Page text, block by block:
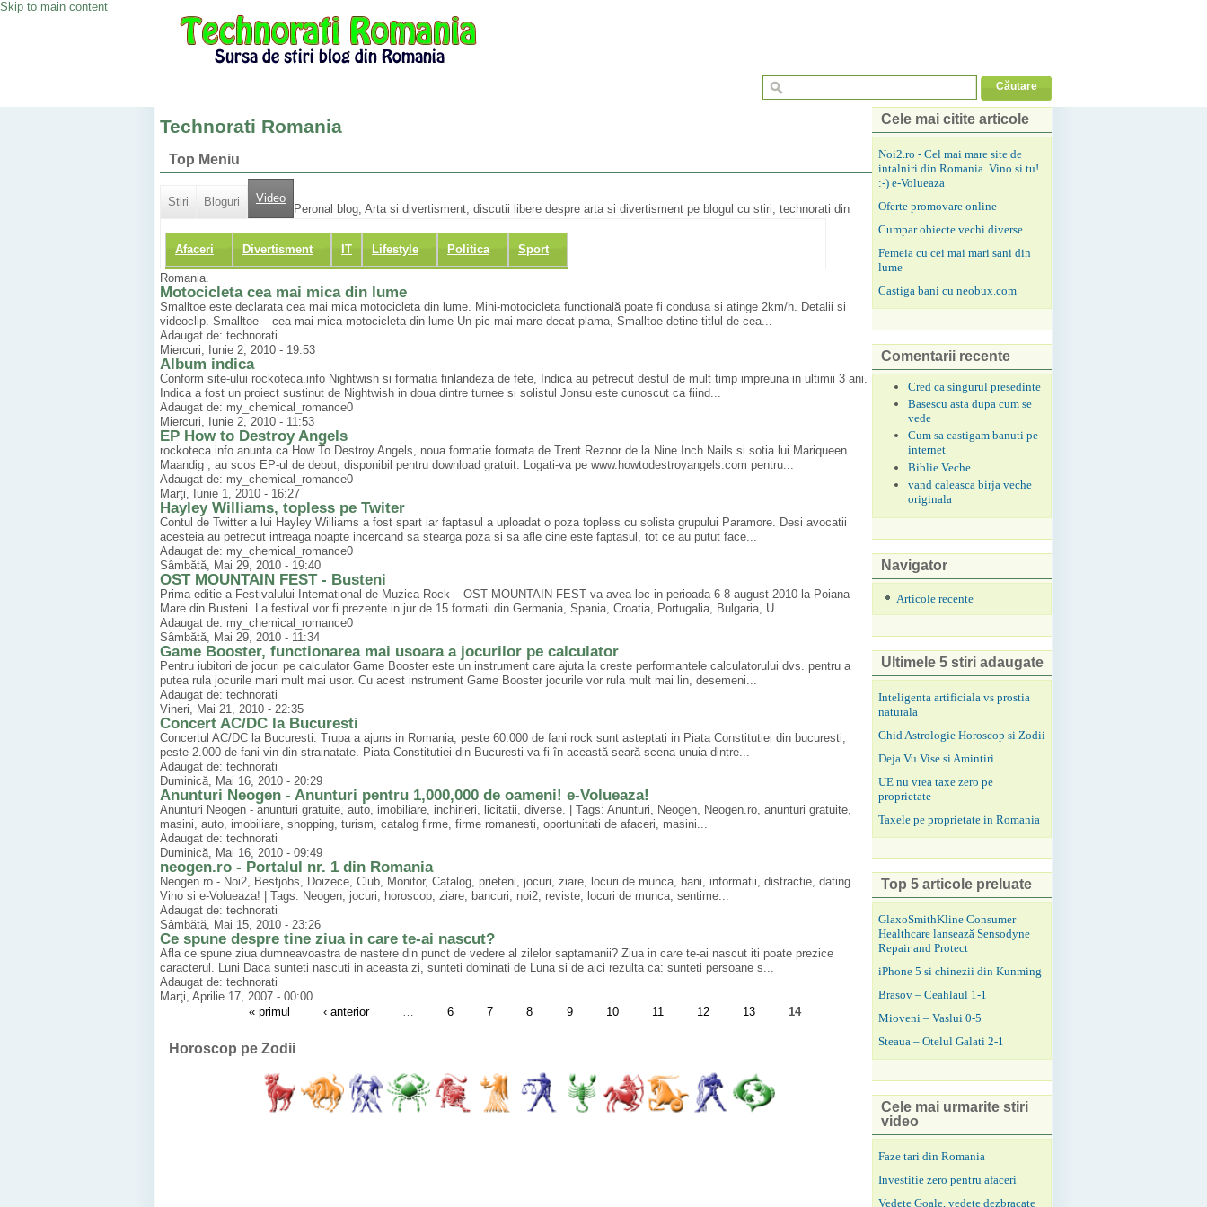
Skip to main content
Technorati Romania
Top Meniu
Stiri Bloguri Video
Afaceri Divertisment IT Lifestyle Politica Sport
Peronal blog, Arta si divertisment, discutii libere despre arta si divertisment pe blogul cu stiri, technorati din
Romania.
Motocicleta cea mai mica din lume
Smalltoe este declarata cea mai mica motocicleta din lume. Mini-motocicleta functională poate fi condusa si atinge 2km/h. Detalii si
videoclip. Smalltoe – cea mai mica motocicleta din lume Un pic mai mare decat plama, Smalltoe detine titlul de cea...
Adaugat de: technorati
Miercuri, Iunie 2, 2010 - 19:53
Album indica
Conform site-ului rockoteca.info Nightwish si formatia finlandeza de fete, Indica au petrecut destul de mult timp impreuna in ultimii 3 ani.
Indica a fost un proiect sustinut de Nightwish in doua dintre turnee si solistul Jonsu este cunoscut ca fiind...
Adaugat de: my_chemical_romance0
Miercuri, Iunie 2, 2010 - 11:53
EP How to Destroy Angels
rockoteca.info anunta ca How To Destroy Angels, noua formatie formata de Trent Reznor de la Nine Inch Nails si sotia lui Mariqueen
Maandig , au scos EP-ul de debut, disponibil pentru download gratuit. Logati-va pe www.howtodestroyangels.com pentru...
Adaugat de: my_chemical_romance0
Marţi, Iunie 1, 2010 - 16:27
Hayley Williams, topless pe Twiter
Contul de Twitter a lui Hayley Williams a fost spart iar faptasul a uploadat o poza topless cu solista grupului Paramore. Desi avocatii
acesteia au petrecut intreaga noapte incercand sa stearga poza si sa afle cine este faptasul, tot ce au putut face...
Adaugat de: my_chemical_romance0
Sâmbătă, Mai 29, 2010 - 19:40
OST MOUNTAIN FEST - Busteni
Prima editie a Festivalului International de Muzica Rock – OST MOUNTAIN FEST va avea loc in perioada 6-8 august 2010 la Poiana
Mare din Busteni. La festival vor fi prezente in jur de 15 formatii din Germania, Spania, Croatia, Portugalia, Bulgaria, U...
Adaugat de: my_chemical_romance0
Sâmbătă, Mai 29, 2010 - 11:34
Game Booster, functionarea mai usoara a jocurilor pe calculator
Pentru iubitori de jocuri pe calculator Game Booster este un instrument care ajuta la creste performantele calculatorului dvs. pentru a
putea rula jocurile mari mult mai usor. Cu acest instrument Game Booster jocurile vor rula mult mai lin, desemeni...
Adaugat de: technorati
Vineri, Mai 21, 2010 - 22:35
Concert AC/DC la Bucuresti
Concertul AC/DC la Bucuresti. Trupa a ajuns in Romania, peste 60.000 de fani rock sunt asteptati in Piata Constitutiei din bucuresti,
peste 2.000 de fani vin din strainatate. Piata Constitutiei din Bucuresti va fi în această seară scena unuia dintre...
Adaugat de: technorati
Duminică, Mai 16, 2010 - 20:29
Anunturi Neogen - Anunturi pentru 1,000,000 de oameni! e-Volueaza!
Anunturi Neogen - anunturi gratuite, auto, imobiliare, inchirieri, licitatii, diverse. | Tags: Anunturi, Neogen, Neogen.ro, anunturi gratuite,
masini, auto, imobiliare, shopping, turism, catalog firme, firme romanesti, oportunitati de afaceri, masini...
Adaugat de: technorati
Duminică, Mai 16, 2010 - 09:49
neogen.ro - Portalul nr. 1 din Romania
Neogen.ro - Noi2, Bestjobs, Doizece, Club, Monitor, Catalog, prieteni, jocuri, ziare, locuri de munca, bani, informatii, distractie, dating.
Vino si e-Volueaza! | Tags: Neogen, jocuri, horoscop, ziare, bancuri, noi2, reviste, locuri de munca, sentime...
Adaugat de: technorati
Sâmbătă, Mai 15, 2010 - 23:26
Ce spune despre tine ziua in care te-ai nascut?
Afla ce spune ziua dumneavoastra de nastere din punct de vedere al zilelor saptamanii? Ziua in care te-ai nascut iti poate prezice
caracterul. Luni Daca sunteti nascuti in aceasta zi, sunteti dominati de Luna si de aici rezulta ca: sunteti persoane s...
Adaugat de: technorati
Marţi, Aprilie 17, 2007 - 00:00
« primul
‹ anterior 6 7 8 9 10 11 12 13 14
Horoscop pe Zodii
Cele mai citite articole
Noi2.ro - Cel mai mare site de
intalniri din Romania. Vino si tu!
:-) e-Volueaza
Oferte promovare online
Cumpar obiecte vechi diverse
Femeia cu cei mai mari sani din
lume
Castiga bani cu neobux.com
Comentarii recente
Cred ca singurul presedinte
Basescu asta dupa cum se
vede
Cum sa castigam banuti pe
internet
Biblie Veche
vand caleasca birja veche
originala
Navigator
Articole recente
Ultimele 5 stiri adaugate
Inteligenta artificiala vs prostia
naturala
Ghid Astrologie Horoscop si Zodii
Deja Vu Vise si Amintiri
UE nu vrea taxe zero pe
proprietate
Taxele pe proprietate in Romania
Top 5 articole preluate
GlaxoSmithKline Consumer
Healthcare lansează Sensodyne
Repair and Protect
iPhone 5 si chinezii din Kunming
Brasov – Ceahlaul 1-1
Mioveni – Vaslui 0-5
Steaua – Otelul Galati 2-1
Cele mai urmarite stiri
video
Faze tari din Romania
Investitie zero pentru afaceri
Vedete Goale, vedete dezbracate